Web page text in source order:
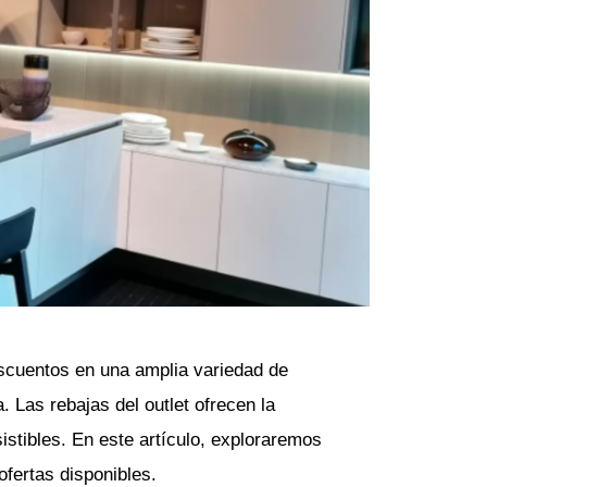
en una amplia variedad de
Las rebajas del outlet ofrecen la
En este artículo, exploraremos
disponibles.